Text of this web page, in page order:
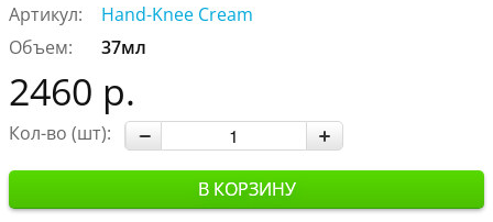
Артикул:
Hand-Knee Cream
Объем:
37мл
2460 р.
Кол-во (шт):
В КОРЗИНУ